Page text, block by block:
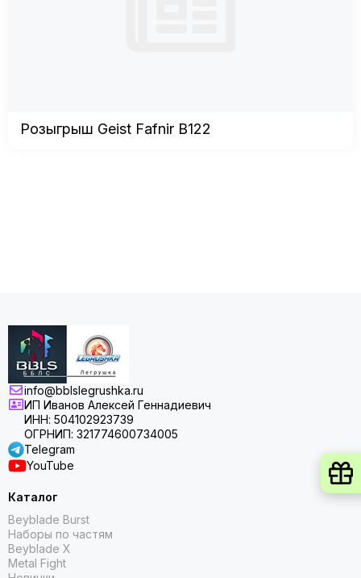
Розыгрыш Geist Fafnir B122
info@bblslegrushka.ru
ИП Иванов Алексей Геннадиевич
ИНН: 504102923739
ОГРНИП: 321774600734005
Telegram
YouTube
Каталог
Beyblade Burst
Наборы по частям
Beyblade X
Metal Fight